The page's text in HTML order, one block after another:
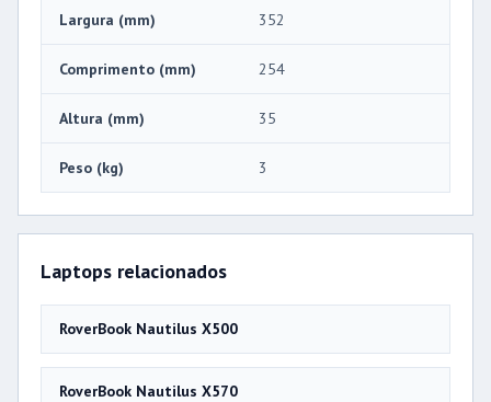
Largura (mm) 352
Comprimento (mm) 254
Altura (mm) 35
Peso (kg) 3
Laptops relacionados
RoverBook Nautilus X500
RoverBook Nautilus X570